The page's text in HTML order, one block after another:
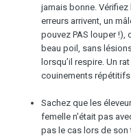
jamais bonne. Vérifiez
erreurs arrivent, un
pouvez PAS louper !),
beau poil, sans
lorsqu’il respire. Un
couinements répétitifs
Sachez que les
femelle n’était pas
pas le cas lors de